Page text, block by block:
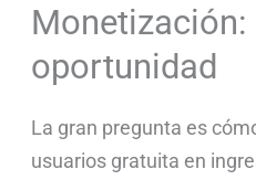
oportunidad
La gran pregunta es
usuarios gratuita en